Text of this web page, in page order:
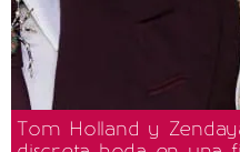
Tom Holland y